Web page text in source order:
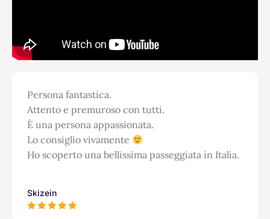
Persona fantastica.
Attento e premuroso con tutti.
È una persona appassionata.
Lo consiglio vivamente
Ho scoperto una bellissima passeggiata in Italia.
Skizein